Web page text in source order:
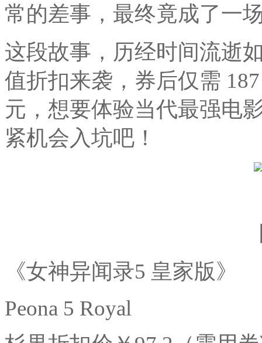
常的差事，最终竟成了一
这段故事，历经时间流逝
值折扣来袭，券后仅需
元，想要体验当代最强电
紧机会入坑吧！
《女神异闻录5 皇家版》
Peona 5 Royal